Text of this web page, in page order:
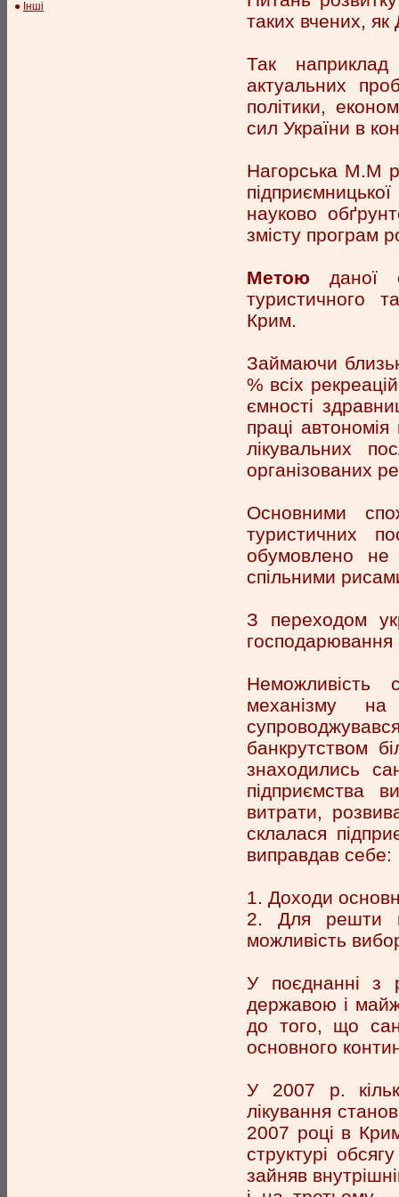
● Інші
таких вчених,
Так
актуальних
політики,
сил України в
Нагорська М.М
науково
змісту програм
Метою даної
туристичного
Крим.
Займаючи
% всіх
ємності
праці
лікувальних
організованих
Основними
туристичних
обумовлено не
спільними
З переходом
господарювання
Неможливість
механізму
банкрутством
знаходились
підприємства
витрати,
склалася
виправдав себе:
1. Доходи
2. Для решти
можливість
У поєднанні з
державою і
до того, що
основного
У 2007 р.
лікування
2007 році в
структурі
зайняв